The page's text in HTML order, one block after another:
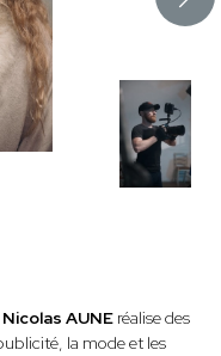
Nicolas AUNE réalise des
la mode et les